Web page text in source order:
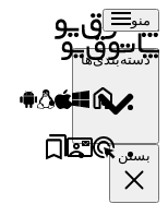
منو
دسته‌بندی‌ها
بستن